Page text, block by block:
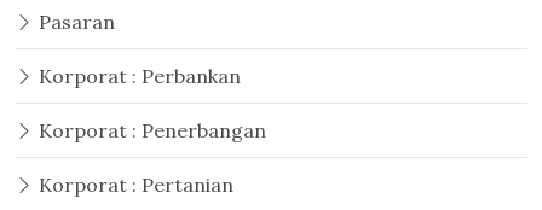
Pasaran
Korporat : Perbankan
Korporat : Penerbangan
Korporat : Pertanian